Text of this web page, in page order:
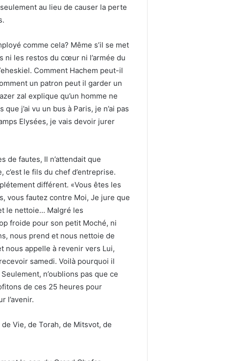
au lieu de causer la perte
comme cela? Même s’il se met
ni les restos du cœur ni l’armée du
Comment Hachem peut-il
un patron peut il garder un
zal explique qu’un homme ne
j’ai vu un bus à Paris, je n’ai pas
Elysées, je vais devoir jurer
de fautes, Il n’attendait que
le fils du chef d’entreprise.
différent. «Vous êtes les
vous fautez contre Moi, Je jure que
le nettoie… Malgré les
froide pour son petit Moché, ni
nous prend et nous nettoie de
nous appelle à revenir vers Lui,
samedi. Voilà pourquoi il
n’oublions pas que ce
de ces 25 heures pour
l’avenir.
Vie, de Torah, de Mitsvot, de